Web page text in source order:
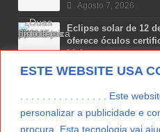
ESTE WEBSITE USA
. . . . . . . . . . . . . . . . Este
personalizar a publicidade e
procura. Esta tecnologia vai
Agosto 7, 2026
Eclipse solar de 12
oferece óculos
Lisboa
Agosto 7, 2026
Lua Afonso vence
Agosto 7, 2026